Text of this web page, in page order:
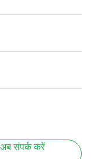
अब संपर्क करें